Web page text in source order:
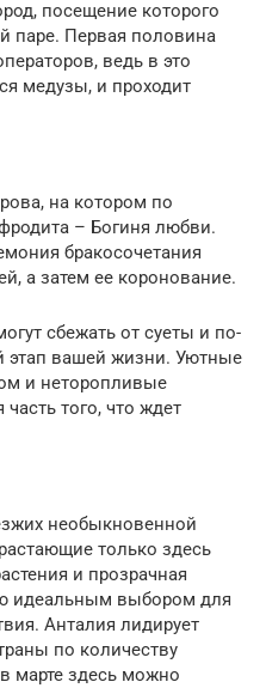
посещение которого
паре. Первая половина
ведь в это
медузы, и проходит
на котором по
– Богиня любви.
бракосочетания
а затем ее коронование.
сбежать от суеты и по-
этап вашей жизни. Уютные
и неторопливые
того, что ждет
необыкновенной
только здесь
и прозрачная
идеальным выбором для
Анталия лидирует
по количеству
марте здесь можно